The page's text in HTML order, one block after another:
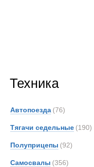
Техника
Автопоезда (76)
Тягачи седельные (190)
Полуприцепы (92)
Самосвалы (356)